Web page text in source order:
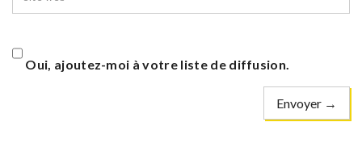
Oui, ajoutez-moi à votre liste de diffusion.